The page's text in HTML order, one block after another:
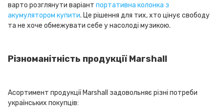
варто розглянути варіант портативна колонка з
акумулятором купити. Це рішення для тих, хто цінує свободу
та не хоче обмежувати себе у насолоді музикою.
Різноманітність продукції Marshall
Асортимент продукції Marshall задовольняє різні потреби
українських покупців: